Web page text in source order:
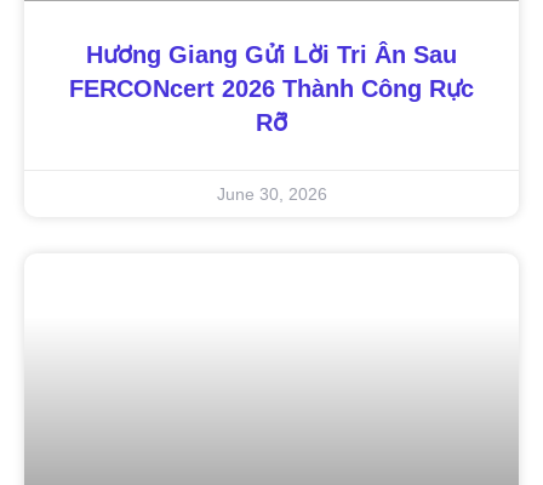
Hương Giang Gửi Lời Tri Ân Sau
FERCONcert 2026 Thành Công Rực
Rỡ
June 30, 2026